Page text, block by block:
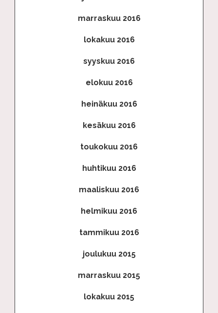
marraskuu 2016
lokakuu 2016
syyskuu 2016
elokuu 2016
heinäkuu 2016
kesäkuu 2016
toukokuu 2016
huhtikuu 2016
maaliskuu 2016
helmikuu 2016
tammikuu 2016
joulukuu 2015
marraskuu 2015
lokakuu 2015